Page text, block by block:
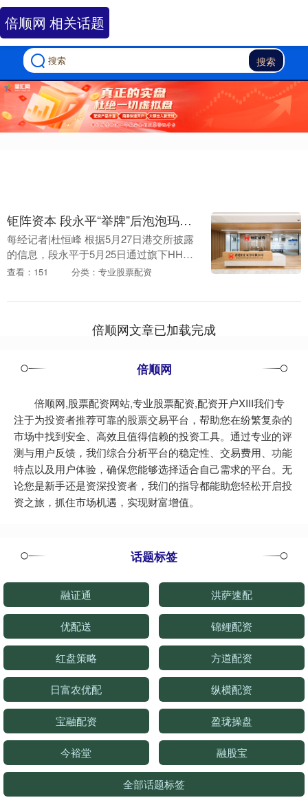
搜索
倍顺网 相关话题
钜阵资本 段永平“举牌”后泡泡玛特大涨，投资者“抄作业”没那么容易
每经记者|杜恒峰 根据5月27日港交所披露
的信息，段永平于5月25日通过旗下HH基
金增持泡泡玛特（HK9992，股价173.40港
查看：151 分类：专业股票配资
倍顺网文章已加载完成
倍顺网
倍顺网,股票配资网站,专业股票配资,配资开户XIII‌我们专
注于为投资者推荐可靠的股票交易平台，帮助您在纷繁复杂的
市场中找到安全、高效且值得信赖的投资工具。通过专业的评
测与用户反馈，我们综合分析平台的稳定性、交易费用、功能
特点以及用户体验，确保您能够选择适合自己需求的平台。无
论您是新手还是资深投资者，我们的指导都能助您轻松开启投
资之旅，抓住市场机遇，实现财富增值。
话题标签
融证通 洪萨速配
优配送 锦鲤配资
红盘策略 方道配资
日富农优配 纵横配资
宝融配资 盈珑操盘
今裕堂 融股宝
全部话题标签